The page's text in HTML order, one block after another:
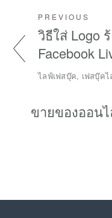
PREVIOUS
วิธีใส่ Logo
Facebook
ไลฟ์เฟสบุ๊ค, เฟสบุ๊ค
ขายของออน